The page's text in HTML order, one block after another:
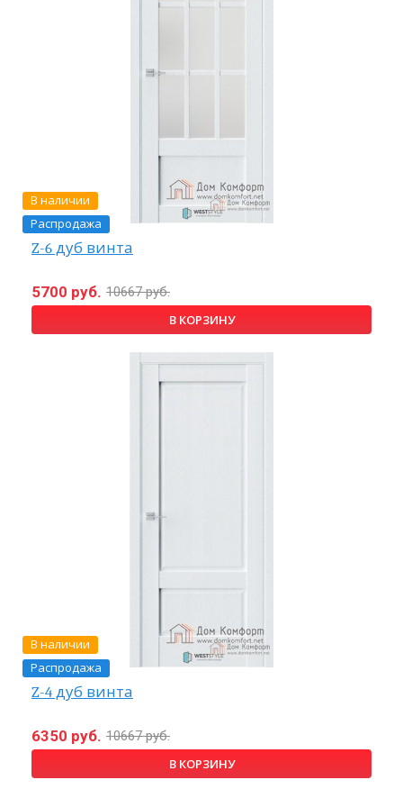
В наличии
Распродажа
Z-6 дуб винта
5700 руб. 10667 руб.
В КОРЗИНУ
В наличии
Распродажа
Z-4 дуб винта
6350 руб. 10667 руб.
В КОРЗИНУ